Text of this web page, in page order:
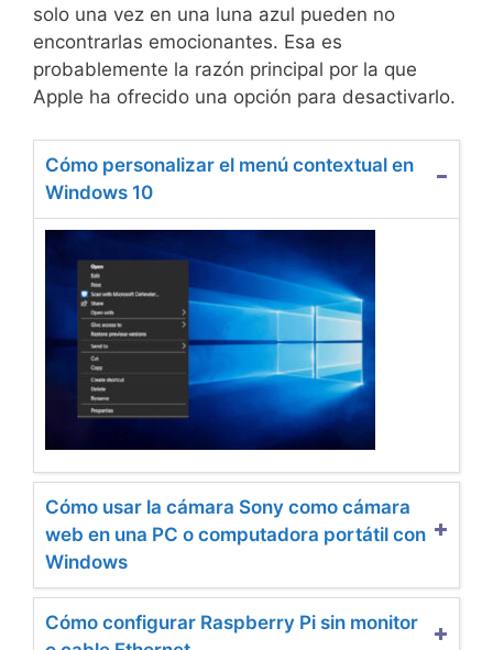
solo una vez en una luna azul pueden no
encontrarlas emocionantes. Esa es
probablemente la razón principal por la que
Apple ha ofrecido una opción para desactivarlo.
Cómo personalizar el menú contextual en
Windows 10
Cómo usar la cámara Sony como cámara
web en una PC o computadora portátil con
Windows
Cómo configurar Raspberry Pi sin monitor